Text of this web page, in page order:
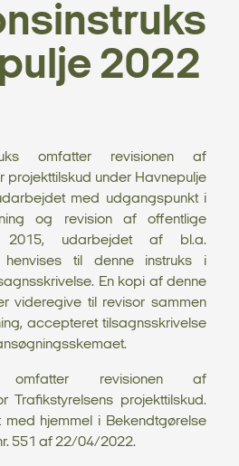
2022
omfatter revisionen af
projekttilskud under Havnepulje
med udgangspunkt i
og revision af offentlige
udarbejdet af bl.a.
henvises til denne instruks i
En kopi af denne
videregive til revisor sammen
accepteret tilsagnsskrivelse
omfatter revisionen af
Trafikstyrelsens projekttilskud.
med hjemmel i Bekendtgørelse
551 af 22/04/2022.